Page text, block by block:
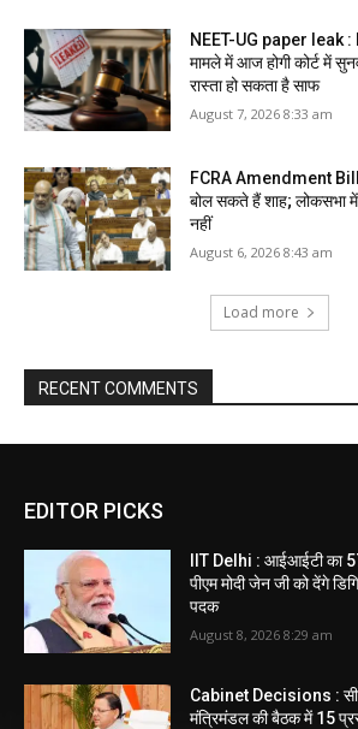
NEET-UG paper leak :
मामले में आज होगी कोर्ट में
रास्ता हो सकता है साफ
August 7, 2026 8:33 am
FCRA Amendment
बोल सकते हैं शाह; लोकसभा
नहीं
August 6, 2026 8:43 am
Load more
RECENT COMMENTS
EDITOR PICKS
IIT Delhi : आईआईटी का
पीएम मोदी जेन जी को देंगे
पदक
August 8, 2026 8:29 am
Cabinet Decisions :
मंत्रिमंडल की बैठक में 15